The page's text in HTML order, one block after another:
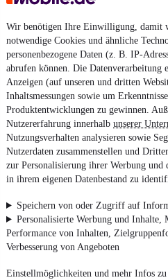
Wir benötigen Ihre Einwilligung, damit
notwendige Cookies und ähnliche
personenbezogene Daten (z. B. IP-
abrufen können. Die
Anzeigen (auf unseren und dritten
Inhaltsmessungen sowie um
Produktentwicklungen zu gewinnen.
Nutzererfahrung innerhalb unserer
Nutzungsverhalten analysieren sowie
Nutzerdaten zusammenstellen und
zur Personalisierung ihrer Werbung
in ihrem eigenen Datenbestand zu
Speichern von oder Zugriff auf
Personalisierte Werbung und Inhalte,
Performance von Inhalten,
Verbesserung von Angeboten
Einstellmöglichkeiten und mehr Infos
MwSt. ausweisbar
4.6 Sterne
Nutze mobile.de schnell
Impressum
AGB
Vertrag widerrufen